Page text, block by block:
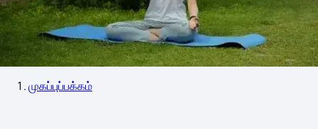
முகப்புப்பக்கம்